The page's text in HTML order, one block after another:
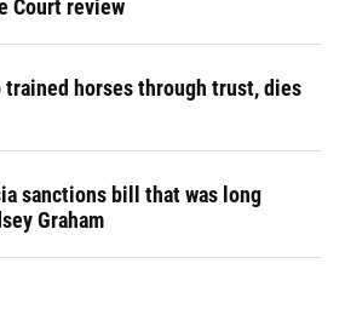
Court review
trained horses through trust, dies
sanctions bill that was long
Graham